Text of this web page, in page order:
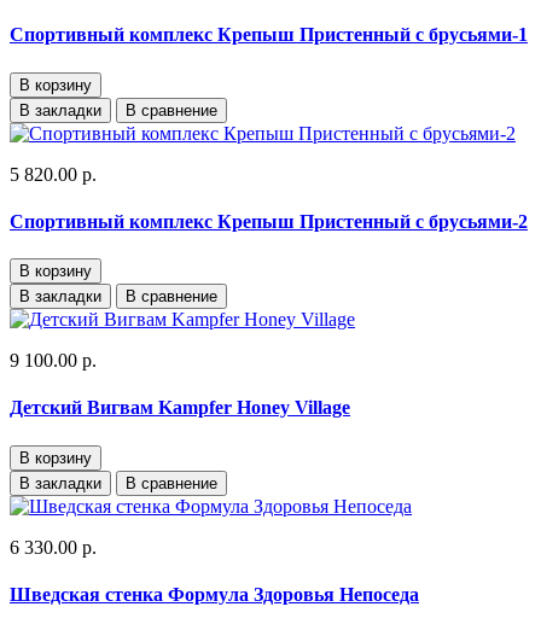
Спортивный комплекс Крепыш Пристенный с брусьями-1
В корзину
В закладки
В сравнение
5 820.00 р.
Спортивный комплекс Крепыш Пристенный с брусьями-2
В корзину
В закладки
В сравнение
9 100.00 р.
Детский Вигвам Kampfer Honey Village
В корзину
В закладки
В сравнение
6 330.00 р.
Шведская стенка Формула Здоровья Непоседа